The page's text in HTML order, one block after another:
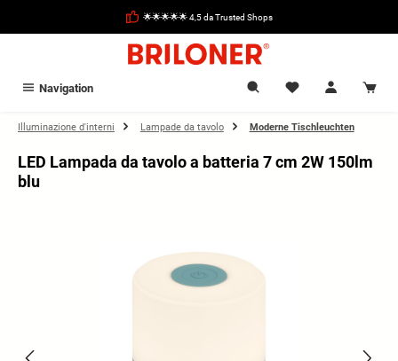
🌟🌟🌟🌟🌟 4,5 da Trusted Shops
Navigation
Illuminazione d'interni Lampade da tavolo Moderne Tischleuchten
LED Lampada da tavolo a batteria 7 cm 2W 150lm
blu